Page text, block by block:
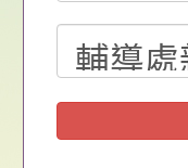
前教
置課
畫」
施問
轉知:
減碳
桃園
年度
轉知